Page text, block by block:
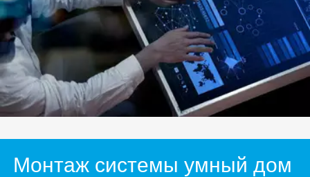
Монтаж системы умный дом